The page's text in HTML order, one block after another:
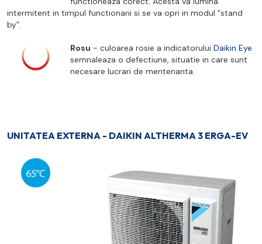
intermitent in timpul functionarii si se va opri in modul "stand
by".
Rosu - culoarea rosie a indicatorului Daikin Eye
semnaleaza o defectiune, situatie in care sunt
necesare lucrari de mentenanta.
UNITATEA EXTERNA - DAIKIN ALTHERMA 3 ERGA-EV